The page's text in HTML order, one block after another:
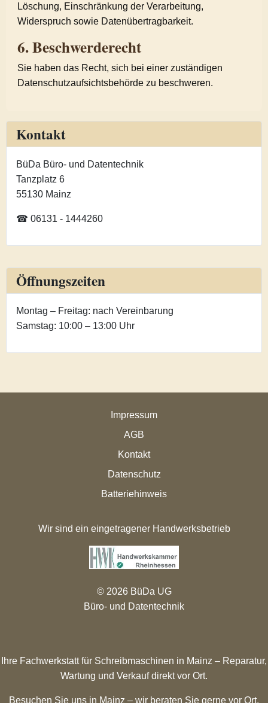
Löschung, Einschränkung der Verarbeitung,
Widerspruch sowie Datenübertragbarkeit.
6. Beschwerderecht
Sie haben das Recht, sich bei einer zuständigen
Datenschutzaufsichtsbehörde zu beschweren.
Kontakt
BüDa Büro- und Datentechnik
Tanzplatz 6
55130 Mainz
☎ 06131 - 1444260
Öffnungszeiten
Montag – Freitag: nach Vereinbarung
Samstag: 10:00 – 13:00 Uhr
Impressum
AGB
Kontakt
Datenschutz
Batteriehinweis
Wir sind ein eingetragener Handwerksbetrieb
© 2026 BüDa UG
Büro- und Datentechnik
Ihre Fachwerkstatt für Schreibmaschinen in Mainz – Reparatur,
Wartung und Verkauf direkt vor Ort.
Besuchen Sie uns in Mainz – wir beraten Sie gerne vor Ort.